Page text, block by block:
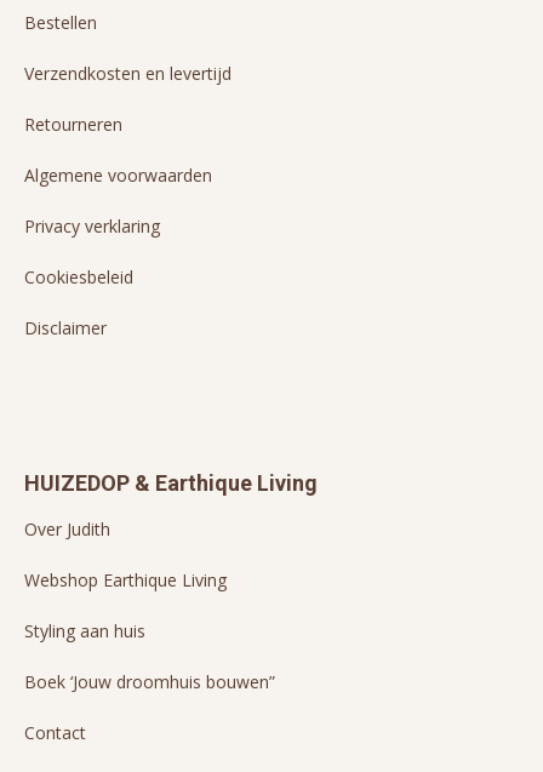
Bestellen
Verzendkosten en levertijd
Retourneren
Algemene voorwaarden
Privacy verklaring
Cookiesbeleid
Disclaimer
HUIZEDOP & Earthique Living
Over Judith
Webshop Earthique Living
Styling aan huis
Boek ‘Jouw droomhuis bouwen”
Contact